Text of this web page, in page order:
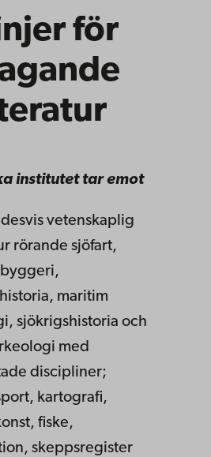
för
institutet tar emot
vetenskaplig
rörande sjöfart,
maritim
sjökrigshistoria och
med
discipliner;
kartografi,
fiske,
skeppsregister